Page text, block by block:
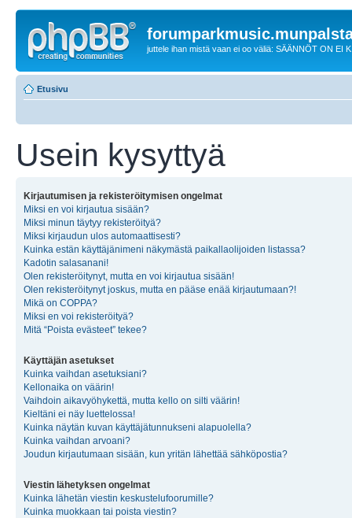
juttele ihan mistä vaan ei oo väliä: SÄÄNNÖT ON EI
Etusivu
Usein kysyttyä
Kirjautumisen ja rekisteröitymisen ongelmat
Miksi en voi kirjautua sisään?
Miksi minun täytyy rekisteröityä?
Miksi kirjaudun ulos automaattisesti?
Kuinka estän käyttäjänimeni näkymästä paikallaolijoiden listassa?
Kadotin salasanani!
Olen rekisteröitynyt, mutta en voi kirjautua sisään!
Olen rekisteröitynyt joskus, mutta en pääse enää kirjautumaan?!
Mikä on COPPA?
Miksi en voi rekisteröityä?
Mitä “Poista evästeet” tekee?
Käyttäjän asetukset
Kuinka vaihdan asetuksiani?
Kellonaika on väärin!
Vaihdoin aikavyöhykettä, mutta kello on silti väärin!
Kieltäni ei näy luettelossa!
Kuinka näytän kuvan käyttäjätunnukseni alapuolella?
Kuinka vaihdan arvoani?
Joudun kirjautumaan sisään, kun yritän lähettää sähköpostia?
Viestin lähetyksen ongelmat
Kuinka lähetän viestin keskustelufoorumille?
Kuinka muokkaan tai poista viestin?